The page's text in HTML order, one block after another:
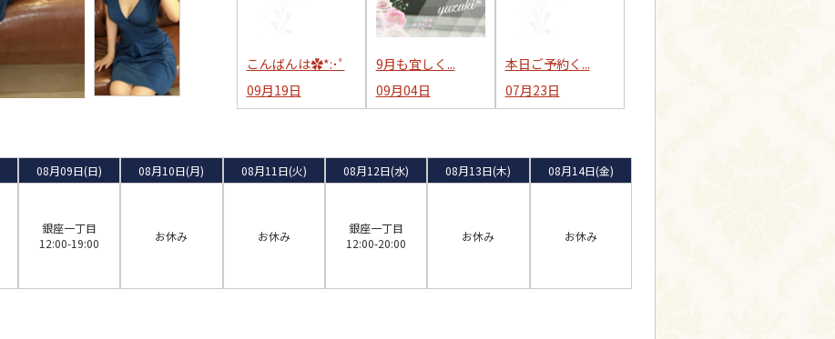
こんばんは✿*:･ﾟ
09月19日
9月も宜しく...
09月04日
本日ご予約く...
07月23日
08月09日(日)
銀座一丁目
12:00-19:00
08月10日(月)
お休み
08月11日(火)
お休み
08月12日(水)
銀座一丁目
12:00-20:00
08月13日(木)
お休み
08月14日(金)
お休み